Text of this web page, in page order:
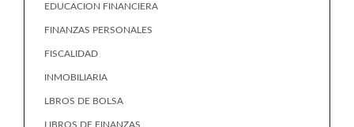
EDUCACION FINANCIERA
FINANZAS PERSONALES
FISCALIDAD
INMOBILIARIA
LBROS DE BOLSA
LIBROS DE FINANZAS